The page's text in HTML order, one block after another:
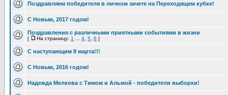
Поздравляем победителя в личном зачете на Переходящем кубке!
С Новым, 2017 годом!
Поздравления с различными приятными событиями в жизни
[ На страницу: 1 4 5 6 ]
С наступающим 8 марта!!!
С Новым, 2016 годом!
Надежда Мелкова с Тимом и Альмой - победители выборки!